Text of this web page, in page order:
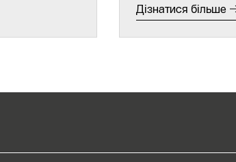
Дізнатися більше